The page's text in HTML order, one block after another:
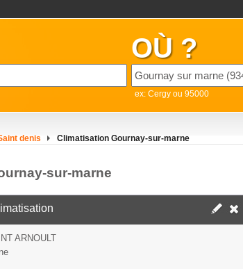
OÙ ?
ex: Cergy ou 95000
denis Climatisation Gournay-sur-marne
sur-marne
ARNOULT